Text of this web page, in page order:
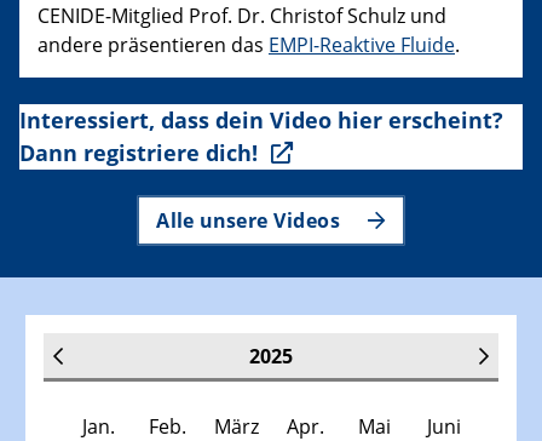
CENIDE-Mitglied Prof. Dr. Christof Schulz und
andere präsentieren das EMPI-Reaktive Fluide.
Interessiert, dass dein Video hier erscheint?
Dann registriere dich!
Alle unsere Videos
2025
Jan. Feb. März Apr. Mai Juni